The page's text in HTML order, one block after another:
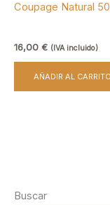
Buscar
Coupage Natural
16,00 € (IVA incluido)
AÑADIR AL CARRITO